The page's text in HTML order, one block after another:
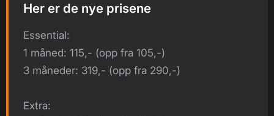
Her er de nye prisene
Essential:
1 måned: 115,- (opp fra 105,-)
3 måneder: 319,- (opp fra 290,-)
Extra: